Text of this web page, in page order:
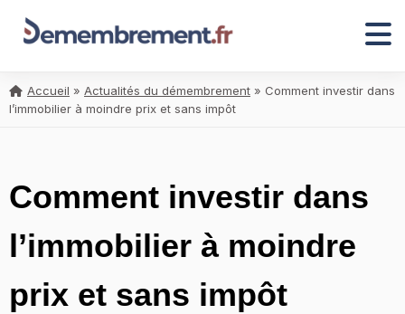
Accueil » Actualités du démembrement » Comment investir dans
l’immobilier à moindre prix et sans impôt
Comment investir dans
l’immobilier à moindre
prix et sans impôt